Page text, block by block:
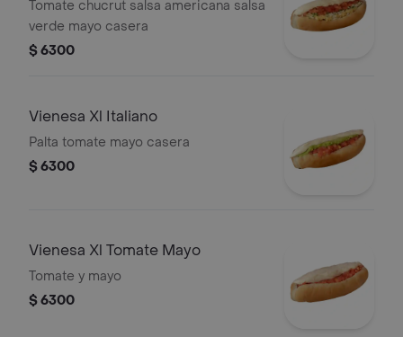
Tomate chucrut salsa americana salsa
verde mayo casera
$ 6300
Vienesa Xl Italiano
Palta tomate mayo casera
$ 6300
Vienesa Xl Tomate Mayo
Tomate y mayo
$ 6300